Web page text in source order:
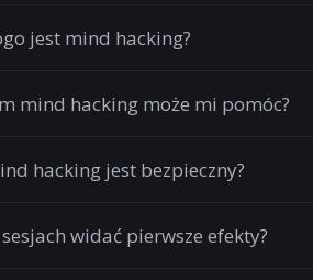
jest mind hacking?
mind hacking może mi pomóc?
hacking jest bezpieczny?
widać pierwsze efekty?